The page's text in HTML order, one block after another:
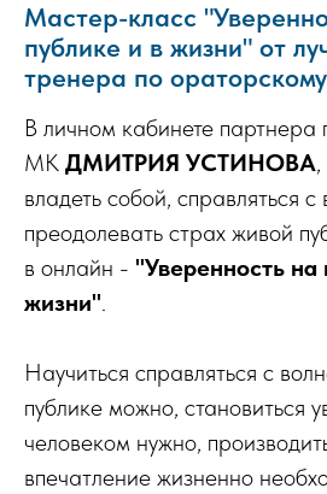
Мастер-класс
публике и в жизни" от
тренера по ораторскому
В личном кабинете партнера
МК ДМИТРИЯ УСТИНОВА
владеть собой, справляться
преодолевать страх живой
в онлайн - "Уверенность на
жизни".
Научиться справляться с
публике можно, становиться
человеком нужно,
впечатление жизненно